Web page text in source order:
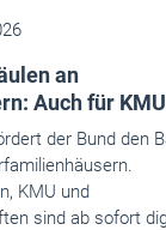
an
Auch für KMU
der Bund den
KMU und
sind ab sofort